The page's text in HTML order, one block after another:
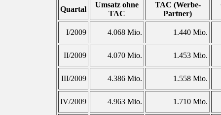
Quartal
Umsatz ohne
TAC
TAC (Werbe-
Partner)
I/2009 4.068 Mio. 1.440 Mio.
II/2009 4.070 Mio. 1.453 Mio.
III/2009 4.386 Mio. 1.558 Mio.
IV/2009 4.963 Mio. 1.710 Mio.